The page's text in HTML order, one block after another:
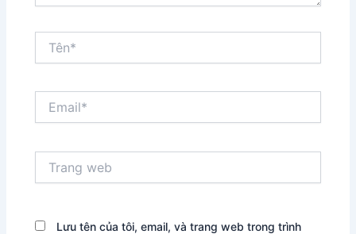
web
Lưu tên của tôi, email, và trang web trong trình